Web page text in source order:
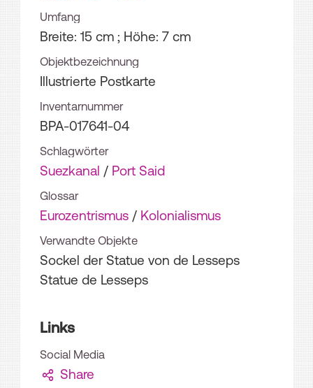
Umfang
Breite: 15 cm ; Höhe: 7 cm
Objektbezeichnung
Illustrierte Postkarte
Inventarnummer
BPA-017641-04
Schlagwörter
Suezkanal / Port Said
Glossar
Eurozentrismus / Kolonialismus
Verwandte Objekte
Sockel der Statue von de Lesseps
Statue de Lesseps
Links
Social Media
Share